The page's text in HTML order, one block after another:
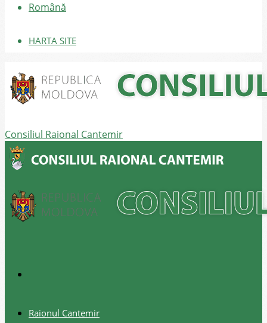
Română
HARTA SITE
Consiliul Raional Cantemir
Raionul Cantemir